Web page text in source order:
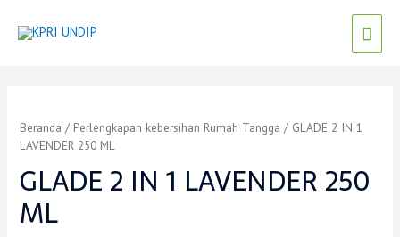
Beranda / Perlengkapan kebersihan Rumah Tangga / GLADE 2 IN 1
LAVENDER 250 ML
GLADE 2 IN 1 LAVENDER 250
ML